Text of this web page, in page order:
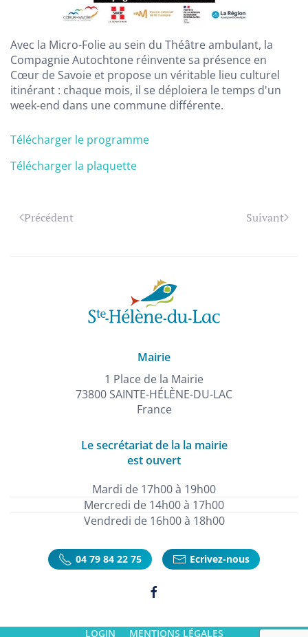
Avec la Micro-Folie au sein du Théâtre ambulant, la
Compagnie Autochtone réinvente sa présence en
Cœur de Savoie et propose un véritable lieu culturel
itinérant : chaque mois, il se déploiera le temps d'un
week-end dans une commune différente.
Télécharger le programme
Télécharger la plaquette
Précédent Suivant
Mairie
1 Place de la Mairie
73800 SAINTE-HÉLÈNE-DU-LAC
France
Le secrétariat de la la mairie
est ouvert
Mardi de 17h00 à 19h00
Mercredi de 14h00 à 17h00
Vendredi de 16h00 à 18h00
04 79 84 22 75 Ecrivez-nous
LOGIN MENTIONS LÉGALES